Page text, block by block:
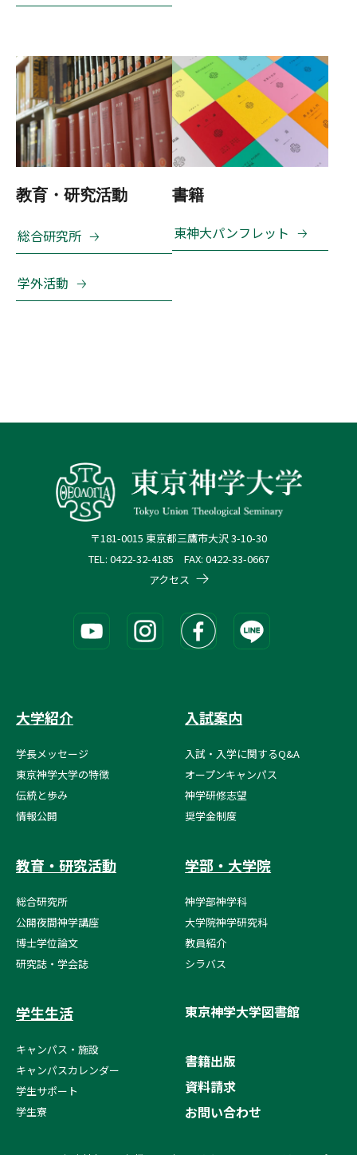
教育・研究活動
総合研究所
学外活動
書籍
東神大パンフレット
〒181-0015 東京都三鷹市大沢 3-10-30
TEL: 0422-32-4185 FAX: 0422-33-0667
アクセス
大学紹介
学長メッセージ
東京神学大学の特徴
伝統と歩み
情報公開
入試案内
入試・入学に関するQ&A
オープンキャンパス
神学研修志望
奨学金制度
教育・研究活動
総合研究所
公開夜間神学講座
博士学位論文
研究誌・学会誌
学部・大学院
神学部神学科
大学院神学研究科
教員紹介
シラバス
学生生活
キャンパス・施設
キャンパスカレンダー
学生サポート
学生寮
東京神学大学図書館
書籍出版
資料請求
お問い合わせ